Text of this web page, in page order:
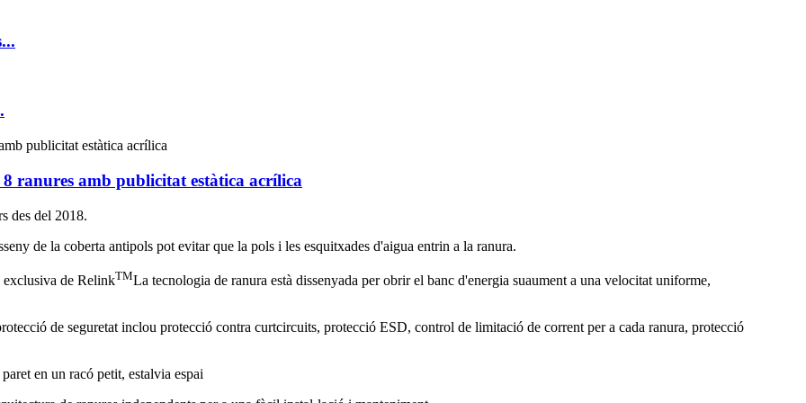
ranures amb publicitat estàtica acrílica
des del 2018.
de la coberta antipols pot evitar que la pols i les esquitxades d'aigua entrin a la ranura.
de RelinkTMLa tecnologia de ranura està dissenyada per obrir el banc d'energia suaument a una velocitat uniforme,
de seguretat inclou protecció contra curtcircuits, protecció ESD, control de limitació de corrent per a cada ranura, protecció
en un racó petit, estalvia espai